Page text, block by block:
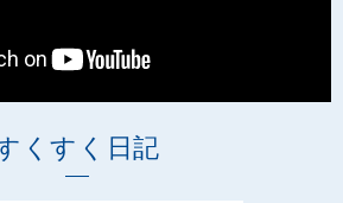
くすく日記